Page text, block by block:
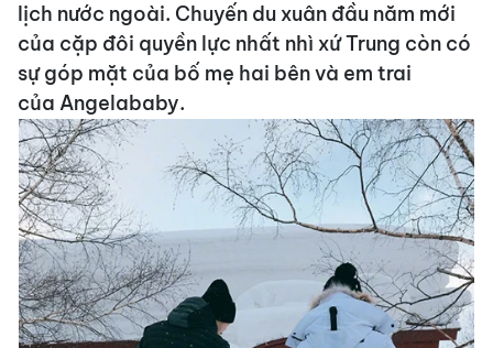
lịch nước ngoài. Chuyến du xuân đầu năm mới
của cặp đôi quyền lực nhất nhì xứ Trung còn có
sự góp mặt của bố mẹ hai bên và em trai
của Angelababy.